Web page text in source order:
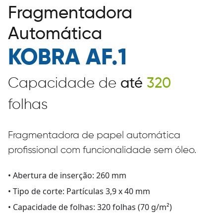
Fragmentadora
Automática
KOBRA AF.1
Capacidade de até 320
folhas
Fragmentadora de papel automática
profissional com funcionalidade sem óleo.
• Abertura de inserção: 260 mm
• Tipo de corte: Partículas 3,9 x 40 mm
• Capacidade de folhas: 320 folhas (70 g/m²)